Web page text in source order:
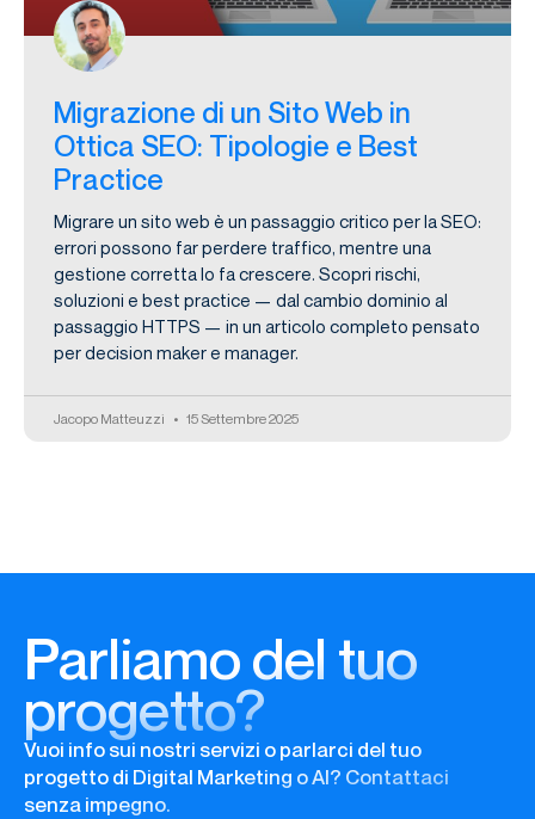
Migrazione di un Sito Web in
Ottica SEO: Tipologie e Best
Practice
Migrare un sito web è un passaggio critico per la SEO:
errori possono far perdere traffico, mentre una
gestione corretta lo fa crescere. Scopri rischi,
soluzioni e best practice — dal cambio dominio al
passaggio HTTPS — in un articolo completo pensato
per decision maker e manager.
Jacopo Matteuzzi 15 Settembre 2025
Parliamo del tuo
progetto?
Vuoi info sui nostri servizi o parlarci del tuo
progetto di Digital Marketing o AI? Contattaci
senza impegno.